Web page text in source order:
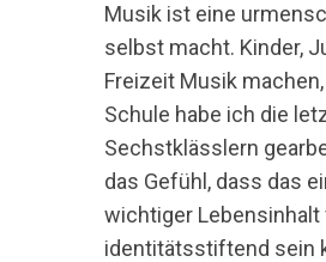
Musik ist eine
selbst macht. Kinder,
Freizeit Musik
Schule habe ich die
Sechstklässlern
das Gefühl, dass das
wichtiger Lebensinhalt
identitätsstiftend sein